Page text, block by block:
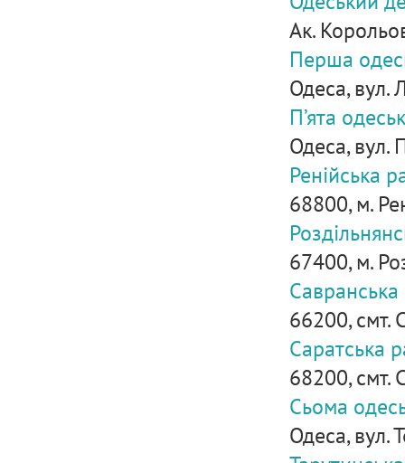
Ак.
Перша
Одеса, вул.
П’ята
Одеса, вул.
Ренійська
68800, м.
67400, м.
66200, смт.
Саратська
68200, смт.
Сьома
Одеса, вул.